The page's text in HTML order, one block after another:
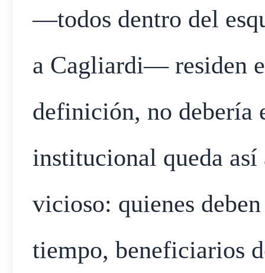
—todos dentro del
a Cagliardi— residen
definición, no debería
institucional queda
vicioso: quienes
tiempo, beneficiarios